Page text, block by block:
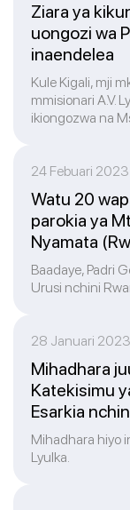
Ziara ya
uongozi wa
inaendelea
Kule Kigali, mji
mmisionari A.V.
ikiongozwa na
24 Febuari
Watu 20
parokia ya
Nyamata
Baadaye, Padri
Urusi nchini
28 Januari
Mihadhara
Katekisimu
Esarkia
Mihadhara hiyo
Lyulka.